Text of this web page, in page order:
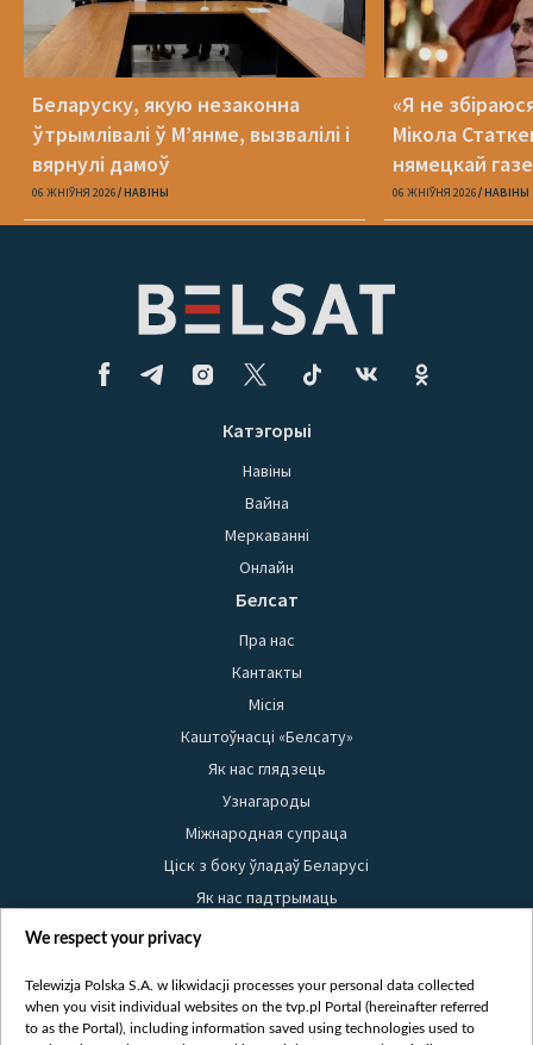
Беларуску, якую незаконна
ўтрымлівалі ў М’янме, вызвалілі і
вярнулі дамоў
06 ЖНІЎНЯ 2026 НАВІНЫ
«Я не
Мікола
нямецкай
06 ЖНІЎНЯ 2026 НАВІНЫ
Катэгорыі
Навіны
Вайна
Меркаванні
Онлайн
Белсат
Пра нас
Кантакты
Місія
Каштоўнасці «Белсату»
Як нас глядзець
Узнагароды
Міжнародная супраца
Ціск з боку ўладаў Беларусі
Як нас падтрымаць
Правілы выкарыстання матэрыялаў
Бяспека
Youtube
We respect your privacy
Telewizja Polska S.A. w likwidacji processes your personal data collected
when you visit individual websites on the tvp.pl Portal (hereinafter referred
to as the Portal), including information saved using technologies used to